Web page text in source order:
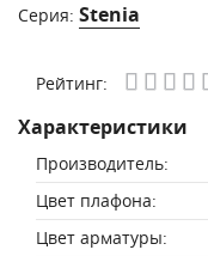
Серия: Stenia
Рейтинг:
Характеристики
Производитель:
Цвет плафона:
Цвет арматуры: